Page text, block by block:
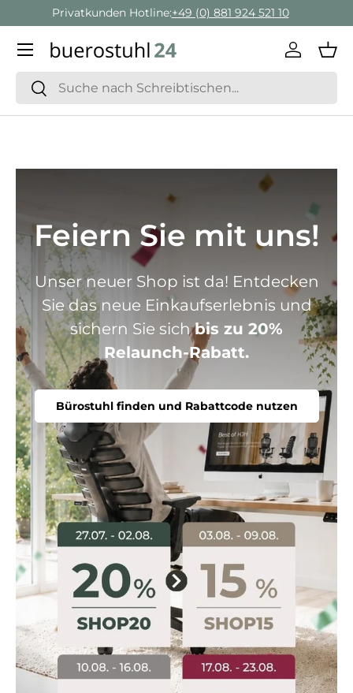
Direkt zum Inhalt
Geschäftskunden Beratung: + 49 (0) 881 924 521 22
Suchen
Suchen
Menü
Feiern Sie mit uns!
Unser neuer Shop ist da! Entdecken
Sie das neue Einkaufserlebnis und
sichern Sie sichbis zu 20%
Relaunch-Rabatt.
Bürostuhl finden und Rabattcode nutzen